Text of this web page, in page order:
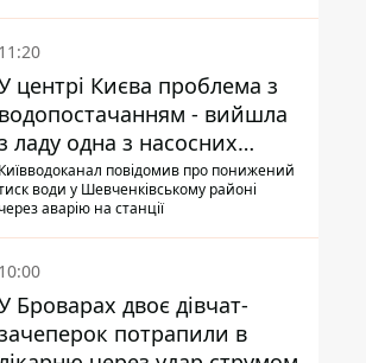
11:20
центрі Києва проблема з
водопостачанням - вийшла
ладу одна з насосних
станцій
Київводоканал повідомив про понижений
води у Шевченківському районі
аварію на станції
10:00
Броварах двоє дівчат-
потрапили в